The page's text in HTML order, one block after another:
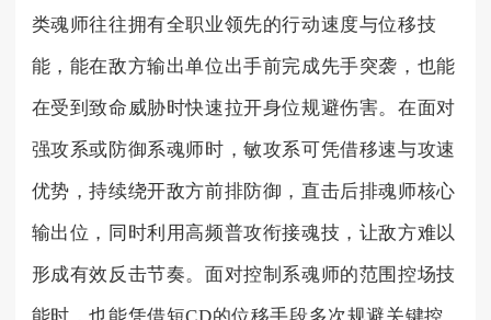
类魂师往往拥有全职业领先的行动速度与位移技
能，能在敌方输出单位出手前完成先手突袭，也能
在受到致命威胁时快速拉开身位规避伤害。在面对
强攻系或防御系魂师时，敏攻系可凭借移速与攻速
优势，持续绕开敌方前排防御，直击后排魂师核心
输出位，同时利用高频普攻衔接魂技，让敌方难以
形成有效反击节奏。面对控制系魂师的范围控场技